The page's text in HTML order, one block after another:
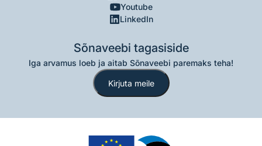
Youtube
LinkedIn
Sõnaveebi tagasiside
Iga arvamus loeb ja aitab Sõnaveebi paremaks teha!
Kirjuta meile